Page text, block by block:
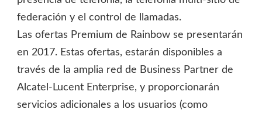
federación y el control de llamadas.
Las ofertas Premium de Rainbow se presentarán
en 2017. Estas ofertas, estarán disponibles a
través de la amplia red de Business Partner de
Alcatel-Lucent Enterprise, y proporcionarán
servicios adicionales a los usuarios (como